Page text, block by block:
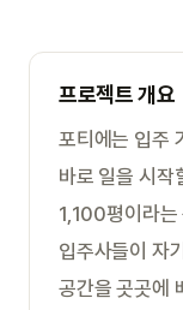
프로젝트 개요
포티에는 입주
바로 일을 시작
1,100평이라는
입주사들이 자
공간을 곳곳에